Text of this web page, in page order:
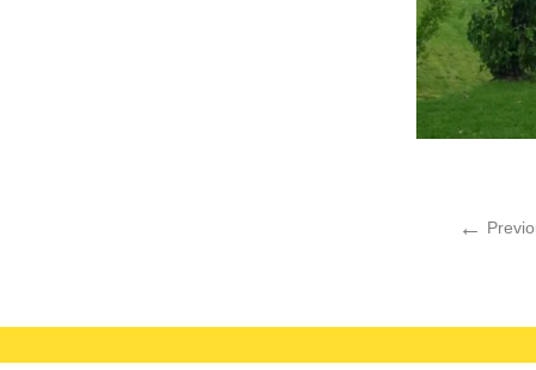
←